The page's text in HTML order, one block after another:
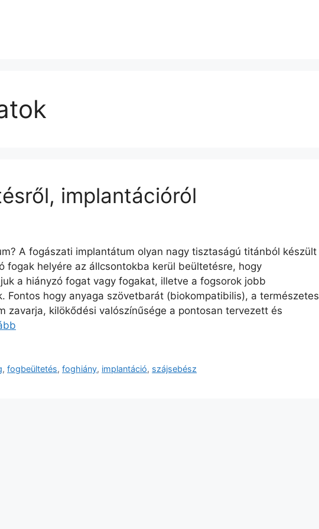
implantációról
A fogászati implantátum olyan nagy tisztaságú titánból készült
fogak helyére az állcsontokba kerül beültetésre, hogy
a hiányzó fogat vagy fogakat, illetve a fogsorok jobb
Fontos hogy anyaga szövetbarát (biokompatibilis), a természetes
zavarja, kilökődési valószínűsége a pontosan tervezett és
,fogbeültetés,foghiány, implantáció, szájsebész